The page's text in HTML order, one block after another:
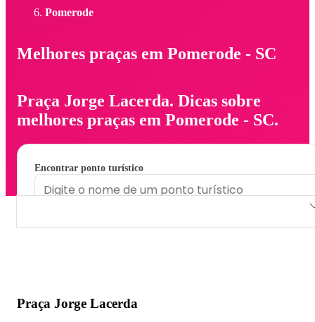
Pomerode
Melhores praças em Pomerode - SC
Praça Jorge Lacerda. Dicas sobre
melhores praças em Pomerode - SC.
Encontrar ponto turístico
Praça Jorge Lacerda